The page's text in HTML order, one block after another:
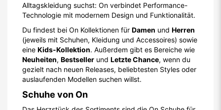
Alltagskleidung suchst: On verbindet Performance-
Technologie mit modernem Design und Funktionalität.
Du findest bei On Kollektionen für Damen und Herren
(jeweils mit Schuhen, Kleidung und Accessoires) sowie
eine Kids-Kollektion. Außerdem gibt es Bereiche wie
Neuheiten, Bestseller und Letzte Chance, wenn du
gezielt nach neuen Releases, beliebtesten Styles oder
auslaufenden Modellen suchen willst.
Schuhe von On